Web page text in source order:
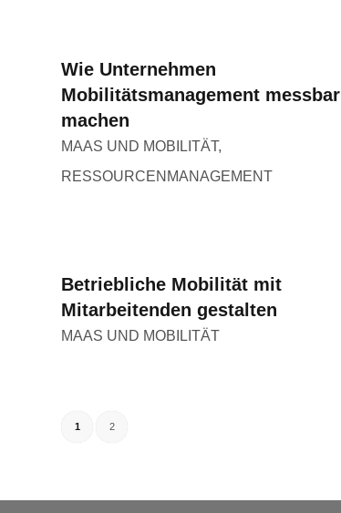
Wie Unternehmen
Mobilitätsmanagement messbar
machen
MAAS UND MOBILITÄT,
RESSOURCENMANAGEMENT
Betriebliche Mobilität mit
Mitarbeitenden gestalten
MAAS UND MOBILITÄT
1 2